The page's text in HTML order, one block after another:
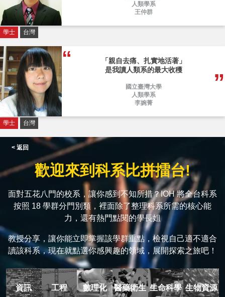
人類學系
王仲群
學士 台灣
「親自去痛、扎實地活著」
是我讀人類系的最大收穫
國立臺灣大學
人類學系
李婉菁
學士 台灣
< 返回
歡迎來到科系比拼擂台!
面對五花八門的校系，讓你感到不知所措？IOH 將全台科系
按照 18 學群分門別類，裡面除了整理科系所需的核心能
力，還有熱門點閱的學長姐
教授分享，讓你能立即掌握該學群重點，檢視自己適不適合
讀該科系，現在就點選你感興趣的領域，展開探索之旅吧！
資訊 工程 數理化 醫藥衛生 生命科學 生物資源